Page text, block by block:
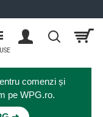
comenzi și
pe WPG.ro.